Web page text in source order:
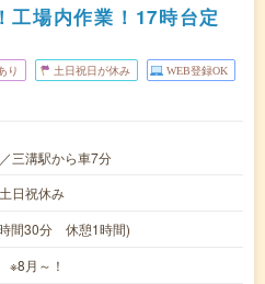
工場内作業！17時台定
り 土日祝日が休み WEB登録OK
三溝駅から車7分
日祝休み
間30分 休憩1時間)
※8月～！